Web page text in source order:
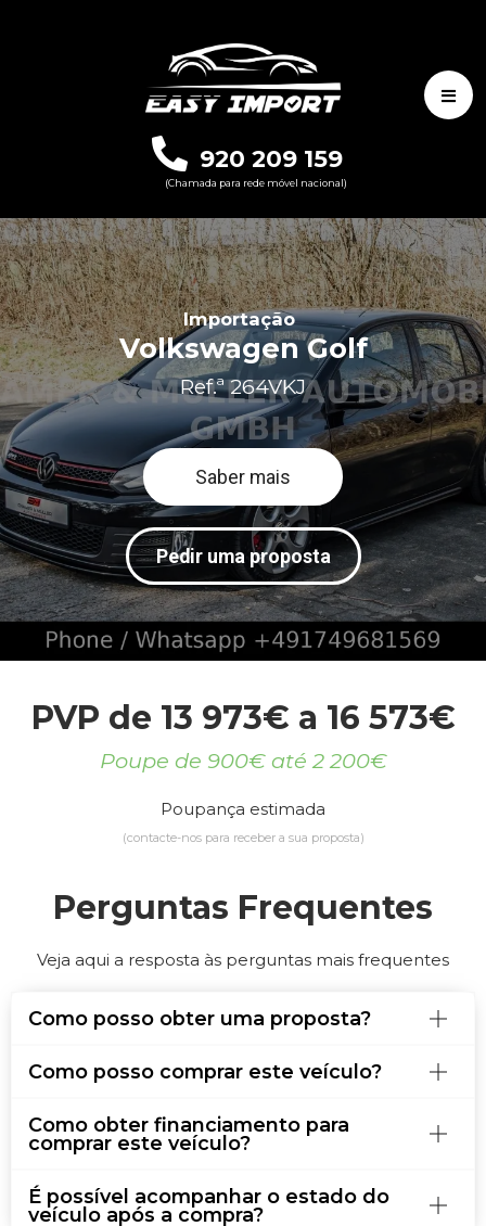
920 209 159
(Chamada para rede móvel nacional)
Importação
Volkswagen Golf
Ref.ª 264VKJ
Saber mais
Pedir uma proposta
PVP de 13 973€ a 16 573€
Poupe de 900€ até 2 200€
Poupança estimada
(contacte-nos para receber a sua proposta)
Perguntas Frequentes
Veja aqui a resposta às perguntas mais frequentes
Como posso obter uma proposta?
Como posso comprar este veículo?
Como obter financiamento para
comprar este veículo?
É possível acompanhar o estado do
veículo após a compra?